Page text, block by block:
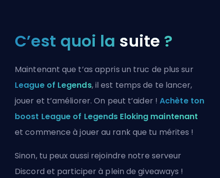
C’est quoi la suite ?
Maintenant que t’as appris un truc de plus sur
League of Legends, il est temps de te lancer,
jouer et t’améliorer. On peut t’aider !Achète ton
boost League of Legends Eloking maintenant
et commence à jouer au rank que tu mérites !
Sinon, tu peux aussi rejoindre notre serveur
Discord et participer à plein de giveaways !